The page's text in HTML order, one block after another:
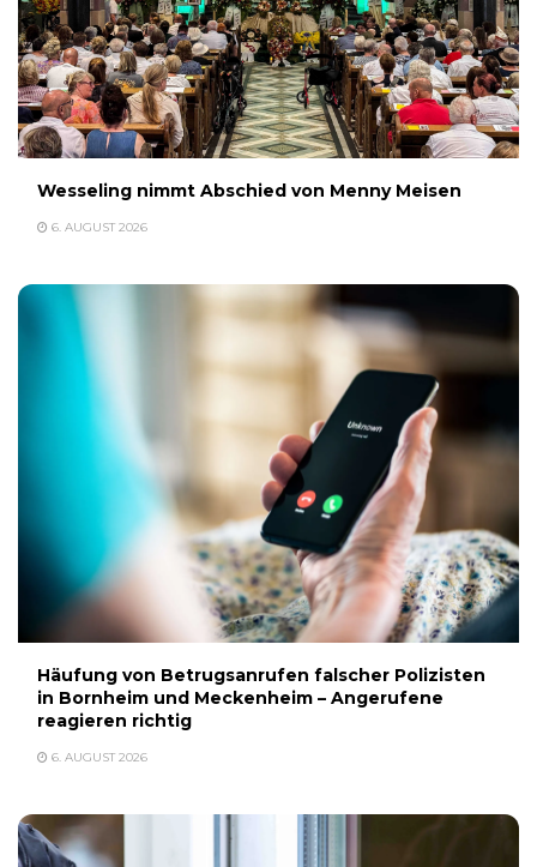
Wesseling nimmt Abschied von Menny Meisen
6. AUGUST 2026
Häufung von Betrugsanrufen falscher Polizisten
in Bornheim und Meckenheim – Angerufene
reagieren richtig
6. AUGUST 2026